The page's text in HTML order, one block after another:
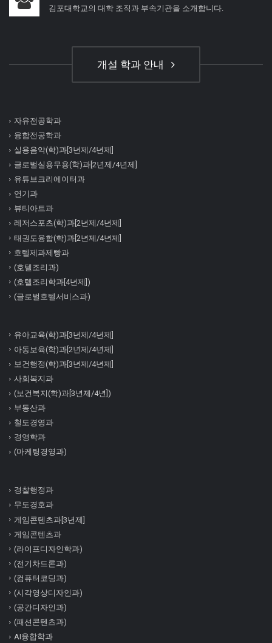
김포대학교의 대학 조직과 부속기관을 소개합니다.
개설 학과 안내
자유전공학과
융합전공학과
실용음악(학)과[3년제/4년제]
글로벌실용무용(학)과[2년제/4년제]
유튜브크리에이터과
연기과
뷰티아트과
레저스포츠(학)과[2년제/4년제]
태권도융합(학)과[2년제/4년제]
호텔제과제빵과
(호텔조리과)
(호텔조리학과[4년제])
(글로벌호텔서비스과)
유아교육(학)과[3년제/4년제]
아동보육(학)과[2년제/4년제]
보건행정(학)과[3년제/4년제]
사회복지과
(보건복지(학)과[3년제/4년])
부동산과
철도경영과
경영학과
(마케팅경영과)
경찰행정과
무도경호과
게임콘텐츠과[3년제]
게임콘텐츠과
(라이프디자인학과)
(전기차드론과)
(컴퓨터코딩과)
(시각영상디자인과)
(공간디자인과)
(패션콘텐츠과)
AI융합학과